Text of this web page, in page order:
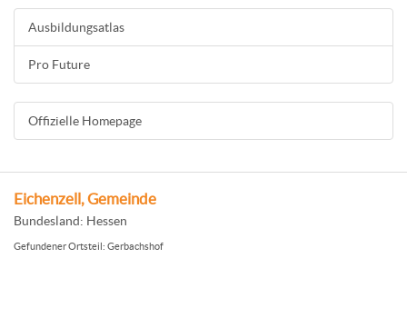
Ausbildungsatlas
Pro Future
Offizielle Homepage
Eichenzell, Gemeinde
Bundesland: Hessen
Gefundener Ortsteil: Gerbachshof